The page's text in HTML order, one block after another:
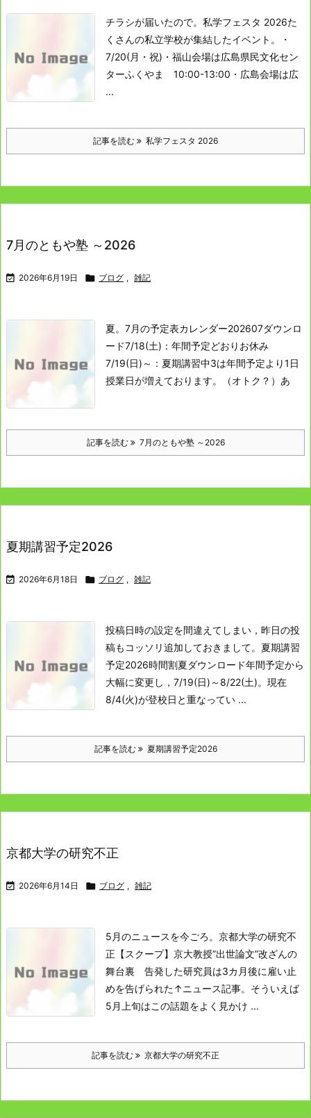
チラシが届いたので。 私学フェスタ 2026た
くさんの私立学校が集結したイベント。
・
7/20(月・祝) ・福山会場は広島県民文化セン
ターふくやま 10:00-13:00 ・広島会場は広
...
記事を読む 私学フェスタ 2026
7月のともや塾 ～2026
 2026年6月19日  ブログ , 雑記
夏。 7月の予定表カレンダー202607ダウンロ
ード7/18(土)：年間予定どおりお休み
7/19(日)～：夏期講習中3は年間予定より1日
授業日が増えております。（オトク？） あ
記事を読む 7月のともや塾 ～2026
夏期講習予定2026
 2026年6月18日  ブログ , 雑記
投稿日時の設定を間違えてしまい，昨日の投
稿もコッソリ追加しておきまして。 夏期講習
予定2026時間割夏ダウンロード年間予定から
大幅に変更し，7/19(日)～8/22(土)。 現在
8/4(火)が登校日と重なってい ...
記事を読む 夏期講習予定2026
京都大学の研究不正
 2026年6月14日  ブログ , 雑記
5月のニュースを今ごろ。 京都大学の研究不
正 【スクープ】京大教授”出世論文”改ざんの
舞台裏 告発した研究員は3カ月後に雇い止
めを告げられた↑ニュース記事。 そういえば
5月上旬はこの話題をよく見かけ ...
記事を読む 京都大学の研究不正